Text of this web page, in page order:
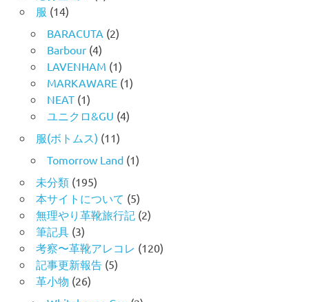
服 (14)
BARACUTA (2)
Barbour(4)
LAVENHAM (1)
MARKAWARE(1)
NEAT(1)
ユニクロ&GU (4)
服(ボトムス) (11)
Tomorrow Land(1)
未分類(195)
本サイトについて (5)
無理やり革靴旅行記(2)
筆記具(3)
考察〜革靴アレコレ (120)
記事更新報告(5)
革小物 (26)